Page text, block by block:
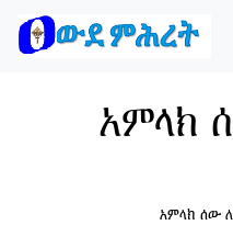
አምላክ
አምላክ ሰው